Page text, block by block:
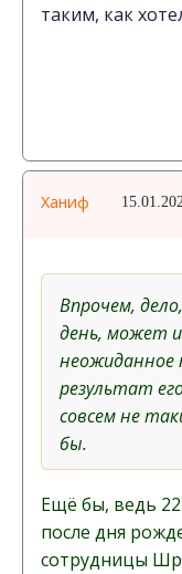
таким, как
Ханиф
Впрочем,
день, может
неожиданное
результат
совсем не
бы.
Ещё бы, ведь
после дня
сотрудницы